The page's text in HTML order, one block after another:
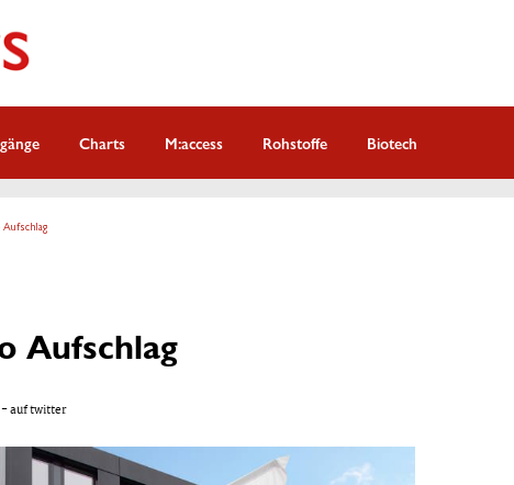
Charts M:access Rohstoffe Biotech
Aufschlag
Aufschlag
- auf twitter